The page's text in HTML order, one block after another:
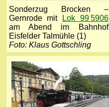
Sonderzug Brocken –
Gernrode mit
Lok 99 5906
am Abend im Bahnhof
Eisfelder Talmühle (1)
Foto: Klaus Gottschling